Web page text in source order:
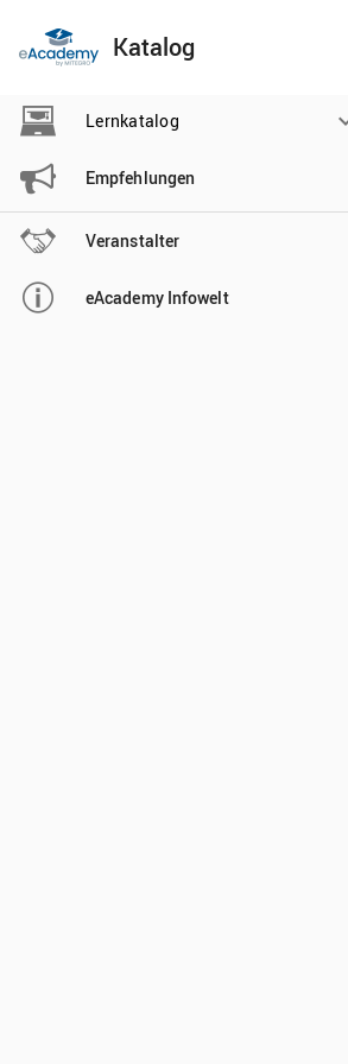
Katalog
 Lernkatalog
 Empfehlungen
 Veranstalter
 eAcademy Infowelt